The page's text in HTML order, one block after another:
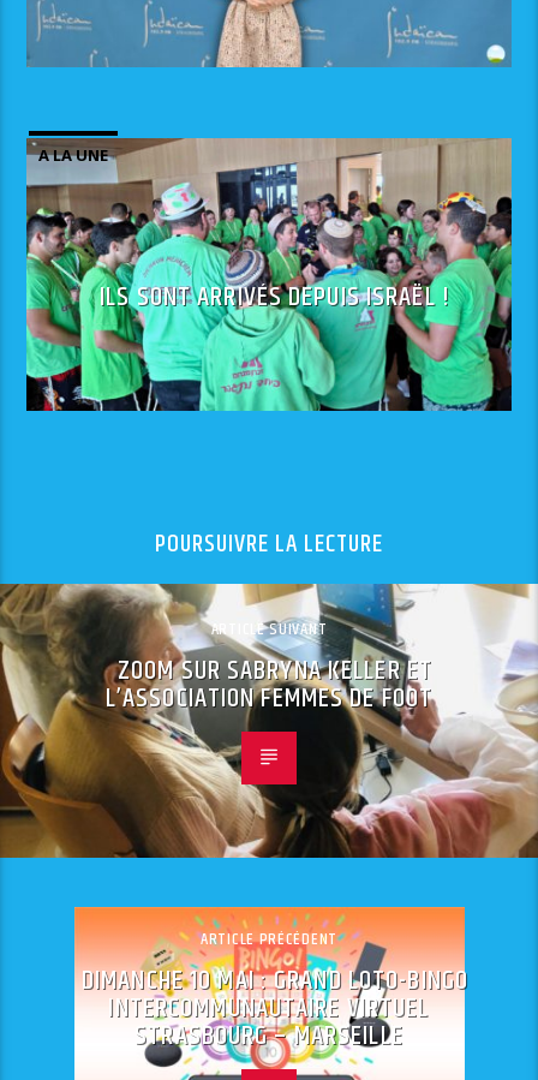
A LA UNE
ILS SONT ARRIVÉS DEPUIS ISRAËL !
POURSUIVRE LA LECTURE
ARTICLE SUIVANT
ZOOM SUR SABRYNA KELLER ET
L’ASSOCIATION FEMMES DE FOOT
ARTICLE PRÉCÉDENT
DIMANCHE 10 MAI : GRAND LOTO-BINGO
INTERCOMMUNAUTAIRE VIRTUEL
STRASBOURG – MARSEILLE